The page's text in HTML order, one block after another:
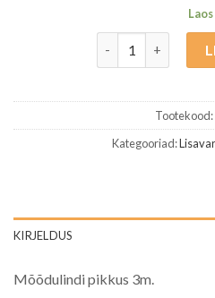
Laos
Tootekood:
Kategooriad:
KIRJELDUS
Mõõdulindi pikkus 3m.